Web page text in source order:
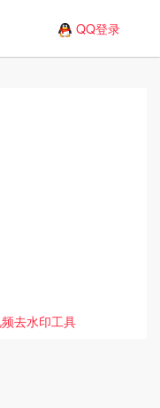
QQ登录
去水印工具